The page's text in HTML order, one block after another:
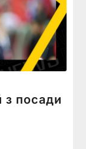
з посади